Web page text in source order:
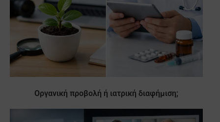
Οργανική προβολή ή ιατρική διαφήμιση;